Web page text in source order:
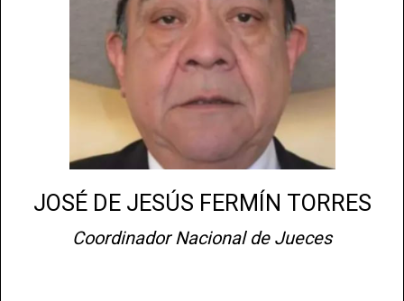
JOSÉ DE JESÚS FERMÍN TORRES
Coordinador Nacional de Jueces